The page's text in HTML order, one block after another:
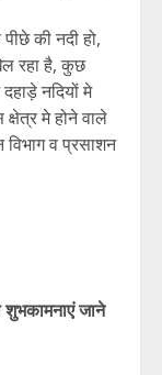
की नदी हो,
रहा है, कुछ
नदियों मे
क्षेत्र मे होने वाले
व प्रसाशन
जाने